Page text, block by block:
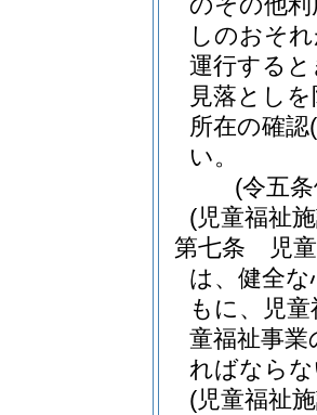
しのおそ
運行する
見落とし
所在の確認
い。
(令五
(児童福祉
第七条
児
は、健全
もに、児
童福祉事
ればなら
(児童福祉